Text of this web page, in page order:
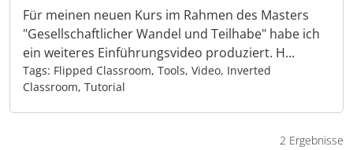
Für meinen neuen Kurs im Rahmen des Masters
"Gesellschaftlicher Wandel und Teilhabe" habe ich
ein weiteres Einführungsvideo produziert. H...
Tags: Flipped Classroom, Tools, Video, Inverted
Classroom, Tutorial
2 Ergebnisse